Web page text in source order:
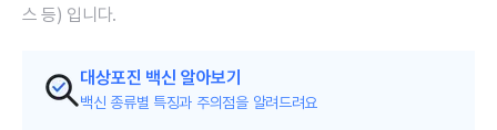
스 등) 입니다.
대상포진 백신 알아보기
백신 종류별 특징과 주의점을 알려드려요